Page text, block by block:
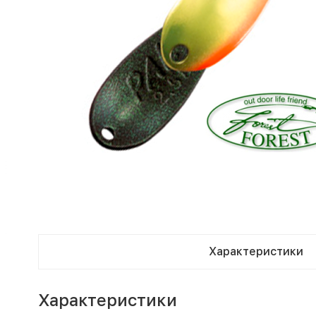
Характеристики
Характеристики